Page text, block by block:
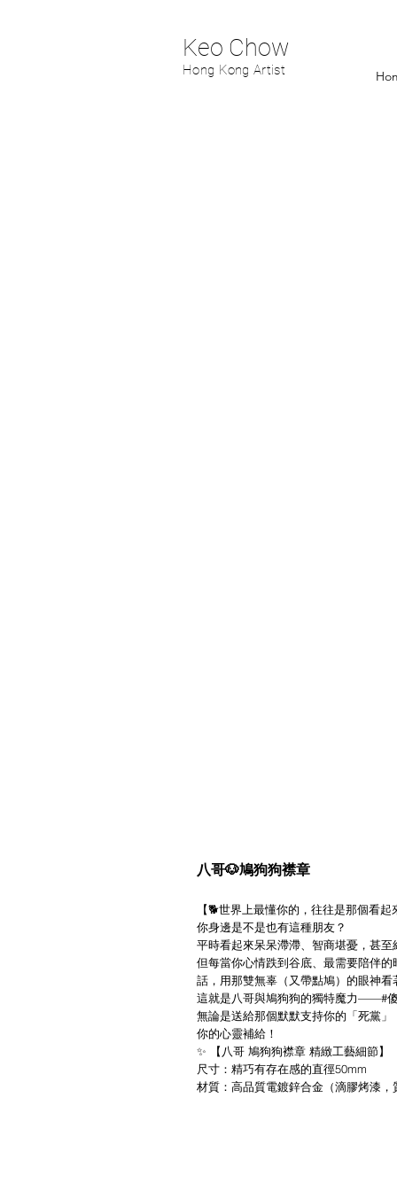
Keo Chow
Hong Kong Artist
八哥🐶鳩狗狗襟章
【🐕世界上最懂你的，往往是那個看
你身邊是不是也有這種朋友？
平時看起來呆呆滯滯、智商堪憂，甚
但每當你心情跌到谷底、最需要陪伴
話，用那雙無辜（又帶點鳩）的眼神
這就是八哥與鳩狗狗的獨特魔力——#
無論是送給那個默默支持你的「死黨
你的心靈補給！
✨ 【八哥 鳩狗狗襟章 精緻工藝細節】
尺寸：精巧有存在感的直徑50mm
材質：高品質電鍍鋅合金（滴膠烤漆